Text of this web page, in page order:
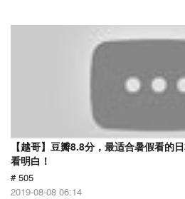
【越哥】豆瓣8.8分，最适合暑假看的
看明白！
# 505
2019-08-08 06:14